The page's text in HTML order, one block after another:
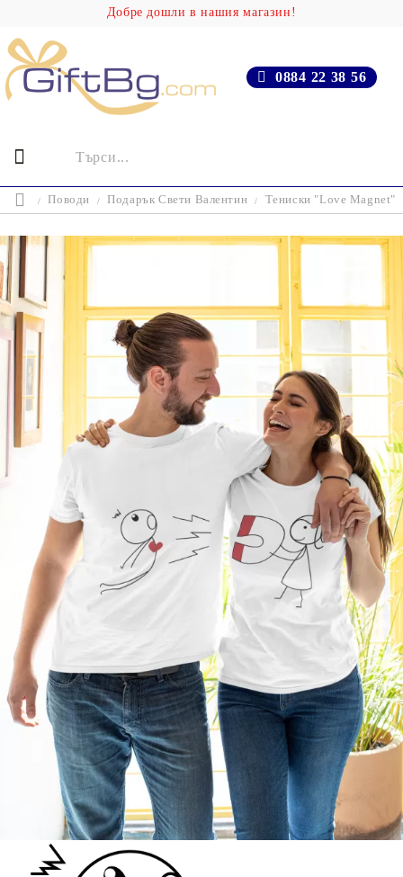
Добре дошли в нашия магазин!
0884 22 38 56
Поводи Подарък Свети Валентин Тениски "Love Magnet"